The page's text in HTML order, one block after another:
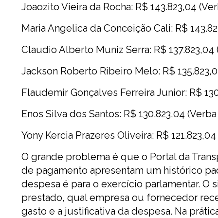
Joaozito Vieira da Rocha: R$ 143.823,04
Maria Angelica da Conceição Cali: R$
Claudio Alberto Muniz Serra: R$ 137.823,04
Jackson Roberto Ribeiro Melo: R$
Flaudemir Gonçalves Ferreira Junior: R$
Enos Silva dos Santos: R$ 130.823,04
Yony Kercia Prazeres Oliveira: R$
O grande problema é que o Portal da
de pagamento apresentam um histórico
despesa é para o exercício parlamentar.
prestado, qual empresa ou fornecedor
gasto e a justificativa da despesa. Na